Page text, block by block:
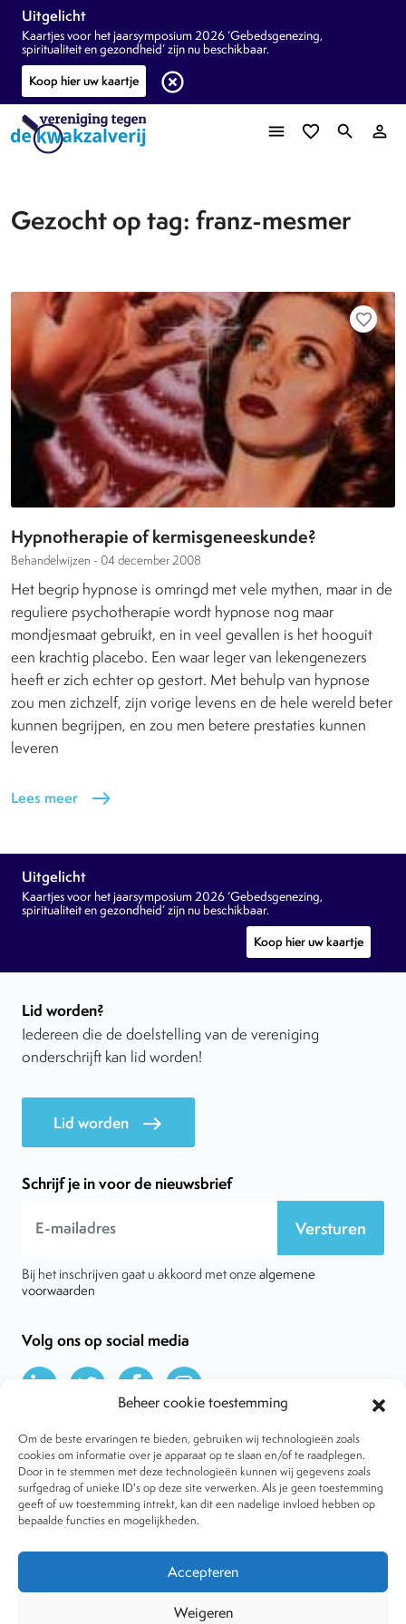
Beheer cookie toestemming
Om de beste ervaringen te bieden, gebruiken wij technologieën zoals
cookies om informatie over je apparaat op te slaan en/of te raadplegen.
Door in te stemmen met deze technologieën kunnen wij gegevens zoals
surfgedrag of unieke ID's op deze site verwerken. Als je geen toestemming
geeft of uw toestemming intrekt, kan dit een nadelige invloed hebben op
bepaalde functies en mogelijkheden.
Accepteren
Weigeren
Uitgelicht
Kaartjes voor het jaarsymposium 2026 ‘Gebedsgenezing,
spiritualiteit en gezondheid’ zijn nu beschikbaar.
Koop hier uw kaartje
highlight_off
menu favorite_border search person_outline
Gezocht op tag: franz-mesmer
favorite_border
Hypnotherapie of kermisgeneeskunde?
Behandelwijzen - 04 december 2008
Het begrip hypnose is omringd met vele mythen, maar in de
reguliere psychotherapie wordt hypnose nog maar
mondjesmaat gebruikt, en in veel gevallen is het hooguit
een krachtig placebo. Een waar leger van lekengenezers
heeft er zich echter op gestort. Met behulp van hypnose
zou men zichzelf, zijn vorige levens en de hele wereld beter
kunnen begrijpen, en zou men betere prestaties kunnen
leveren
Lees meer east
Uitgelicht
Kaartjes voor het jaarsymposium 2026 ‘Gebedsgenezing,
spiritualiteit en gezondheid’ zijn nu beschikbaar.
Koop hier uw kaartje
Lid worden?
Iedereen die de doelstelling van de vereniging
onderschrijft kan lid worden!
Lid worden east
Schrijf je in voor de nieuwsbrief
Versturen
Bij het inschrijven gaat u akkoord met onze algemene
voorwaarden
Volg ons op social media
Over VtdK
Contact
Nieuws
Behandelwijzen
Dossiers
Tijdschrift